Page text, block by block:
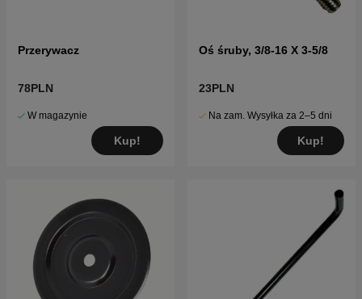
Przerywacz
78PLN
W magazynie
Kup!
Oś śruby, 3/8-16 X 3-5/8
23PLN
Na zam. Wysyłka za 2–5 dni
Kup!